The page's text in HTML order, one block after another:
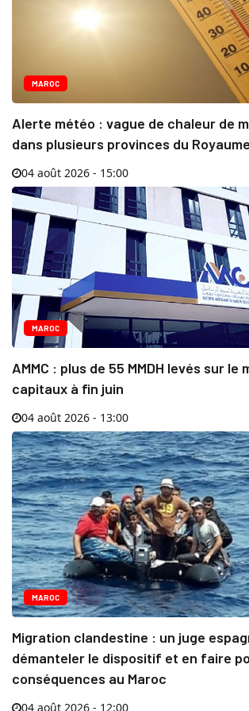
MAROC
Alerte météo : vague de chaleur de
dans plusieurs provinces du Royaume
04 août 2026 - 15:00
MAROC
AMMC : plus de 55 MMDH levés sur le
capitaux à fin juin
04 août 2026 - 13:00
MAROC
Migration clandestine : un juge
démanteler le dispositif et en faire
conséquences au Maroc
04 août 2026 - 12:00